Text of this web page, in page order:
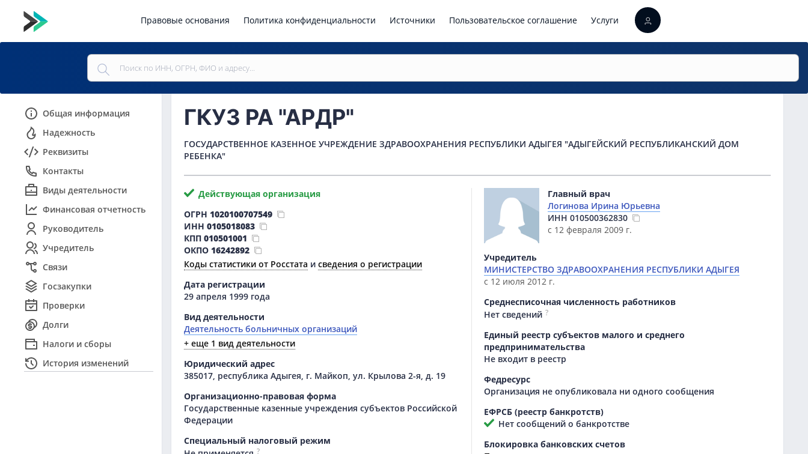
Правовые основания Политика конфиденциальности Источники Пользовательское соглашение Услуги
Общая информация
Надежность
Реквизиты
Контакты
Виды деятельности
Финансовая отчетность
Руководитель
Учредитель
Связи
Госзакупки
Проверки
Долги
Налоги и сборы
История изменений
ГКУЗ РА "АРДР"
ГОСУДАРСТВЕННОЕ КАЗЕННОЕ УЧРЕЖДЕНИЕ ЗДРАВООХРАНЕНИЯ РЕСПУБЛИКИ АДЫГЕЯ "АДЫГЕЙСКИЙ РЕСПУБЛИКАНСКИЙ ДОМ
РЕБЕНКА"
Действующая организация
ОГРН 1020100707549
ИНН 0105018083
КПП 010501001
ОКПО 16242892
Коды статистики от Росстата и сведения о регистрации
Дата регистрации
29 апреля 1999 года
Вид деятельности
Деятельность больничных организаций
+ еще 1 вид деятельности
Юридический адрес
385017, республика Адыгея, г. Майкоп, ул. Крылова 2-я, д. 19
Организационно-правовая форма
Государственные казенные учреждения субъектов Российской
Федерации
Специальный налоговый режим
?
Главный врач
Логинова Ирина Юрьевна
ИНН 010500362830
с 12 февраля 2009 г.
Учредитель
МИНИСТЕРСТВО ЗДРАВООХРАНЕНИЯ РЕСПУБЛИКИ АДЫГЕЯ
с 12 июля 2012 г.
Среднесписочная численность работников
Нет сведений ?
Единый реестр субъектов малого и среднего
предпринимательства
Не входит в реестр
Федресурс
Организация не опубликовала ни одного сообщения
ЕФРСБ (реестр банкротств)
Нет сообщений о банкротстве
Блокировка банковских счетов